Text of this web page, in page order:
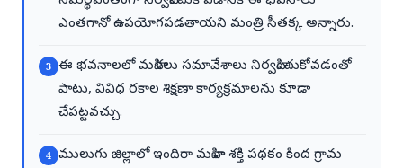
ఎంతగానో ఉపయోగపడతాయని మంత్రి సీతక్క అన్నారు.
3 ఈ భవనాలలో మహిళలు సమావేశాలు నిర్వహించుకోవడంతో
పాటు, వివిధ రకాల శిక్షణా కార్యక్రమాలను కూడా
చేపట్టవచ్చు.
4 ములుగు జిల్లాలో ఇందిరా మహిళా శక్తి పథకం కింద గ్రామ